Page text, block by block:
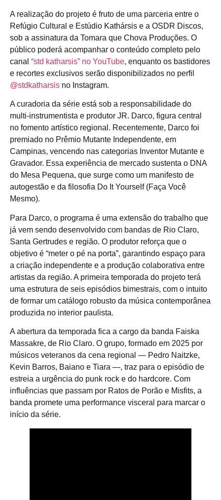
A realização do projeto é fruto de uma parceria entre o
Refúgio Cultural e Estúdio Kathársis e a OSDR Discos,
sob a assinatura da Tomara que Chova Produções. O
público poderá acompanhar o conteúdo completo pelo
canal “std katharsis” no YouTube, enquanto os bastidores
e recortes exclusivos serão disponibilizados no perfil
@stdkatharsis no Instagram.
A curadoria da série está sob a responsabilidade do
multi-instrumentista e produtor JR. Darco, figura central
no fomento artístico regional. Recentemente, Darco foi
premiado no Prêmio Mutante Independente, em
Campinas, vencendo nas categorias Inventor Mutante e
Gravador. Essa experiência de mercado sustenta o DNA
do Mesa Pequena, que surge como um manifesto de
autogestão e da filosofia Do It Yourself (Faça Você
Mesmo).
Para Darco, o programa é uma extensão do trabalho que
já vem sendo desenvolvido com bandas de Rio Claro,
Santa Gertrudes e região. O produtor reforça que o
objetivo é “meter o pé na porta”, garantindo espaço para
a criação independente e a produção colaborativa entre
artistas da região. A primeira temporada do projeto terá
uma estrutura de seis episódios bimestrais, com o intuito
de formar um catálogo robusto da música contemporânea
produzida no interior paulista.
A abertura da temporada fica a cargo da banda Faiska
Massakre, de Rio Claro. O grupo, formado em 2025 por
músicos veteranos da cena regional — Pedro Naitzke,
Kevin Barros, Baiano e Tiara —, traz para o episódio de
estreia a urgência do punk rock e do hardcore. Com
influências que passam por Ratos de Porão e Misfits, a
banda promete uma performance visceral para marcar o
início da série.